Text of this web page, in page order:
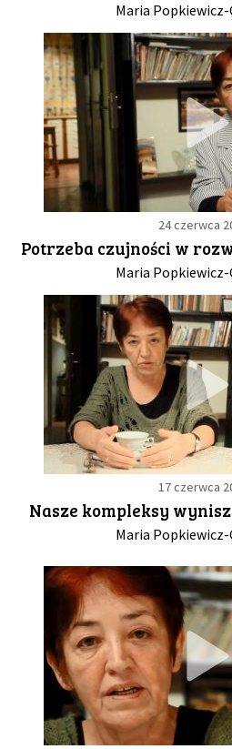
Maria
24 czerwca
Potrzeba czujności w
Maria
17 czerwca
Nasze kompleksy
Maria